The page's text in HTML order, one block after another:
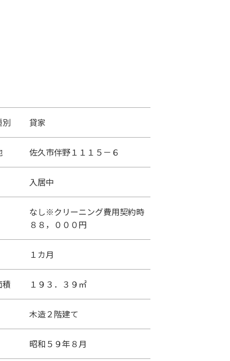
別 貸家
佐久市伴野１１１５－６
入居中
なし※クリーニング費用契約時
８８，０００円
１カ月
積 １９３．３９㎡
木造２階建て
昭和５９年８月